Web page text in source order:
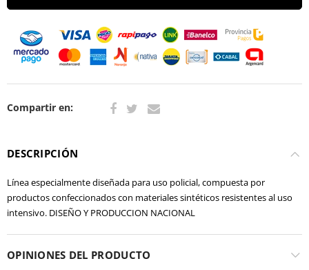
Compartir en:
DESCRIPCIÓN
Línea especialmente diseñada para uso policial, compuesta por
productos confeccionados con materiales sintéticos resistentes al uso
intensivo. DISEÑO Y PRODUCCION NACIONAL
OPINIONES DEL PRODUCTO